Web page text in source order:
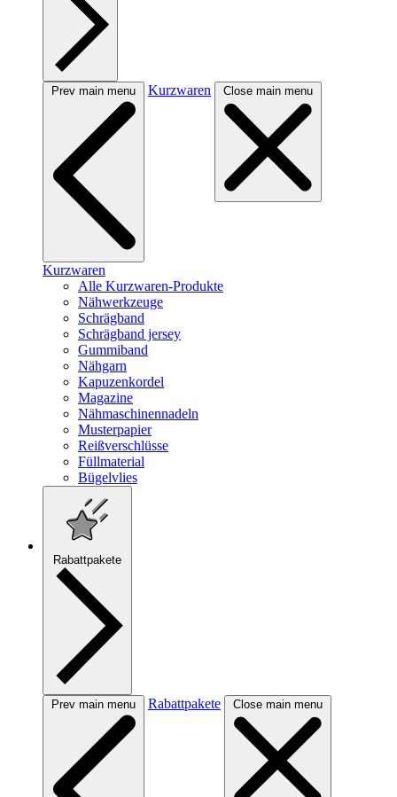
Prev main menu Kurzwaren Close main menu
Kurzwaren
Alle Kurzwaren-Produkte
Nähwerkzeuge
Schrägband
Schrägband jersey
Gummiband
Nähgarn
Kapuzenkordel
Magazine
Nähmaschinennadeln
Musterpapier
Reißverschlüsse
Füllmaterial
Bügelvlies
Rabattpakete
Prev main menu Rabattpakete Close main menu